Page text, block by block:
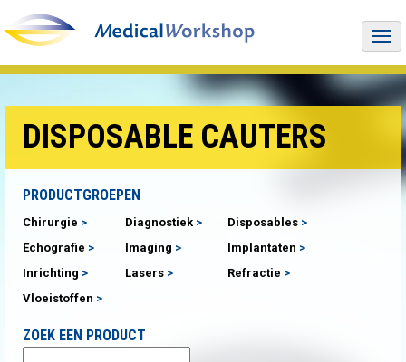
DISPOSABLE CAUTERS
PRODUCTGROEPEN
Chirurgie Diagnostiek
Disposables
Echografie
Imaging
Implantaten
Inrichting
Lasers
Refractie
Vloeistoffen
ZOEK EEN PRODUCT